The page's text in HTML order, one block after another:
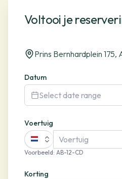
Voltooi je
Prins Bernhardplein 175,
Datum
Select date range
Voertuig
Voorbeeld: AB-12-CD
Korting